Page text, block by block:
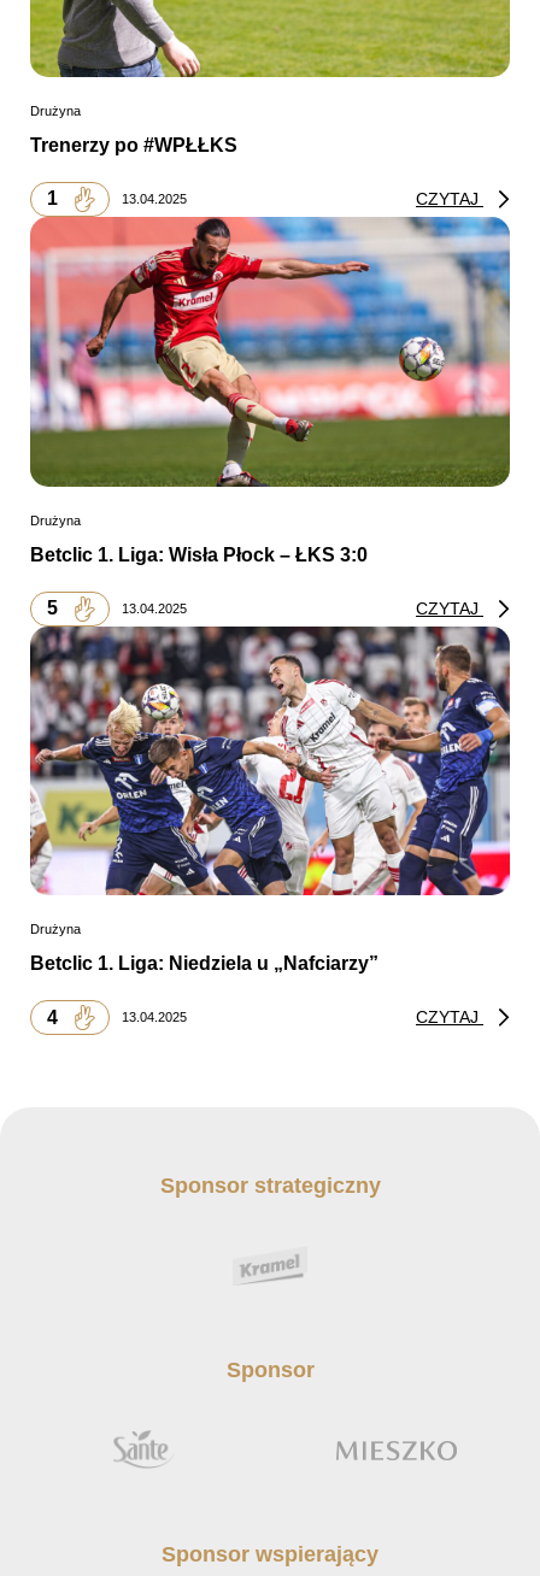
Drużyna
Trenerzy po #WPŁŁKS
1 13.04.2025 CZYTAJ
Drużyna
Betclic 1. Liga: Wisła Płock – ŁKS 3:0
5 13.04.2025 CZYTAJ
Drużyna
Betclic 1. Liga: Niedziela u „Nafciarzy”
4 13.04.2025 CZYTAJ
Sponsor strategiczny
Sponsor
Sponsor wspierający